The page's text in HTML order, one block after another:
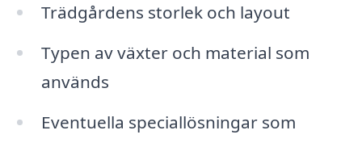
Trädgårdens storlek och layout
Typen av växter och material som
används
Eventuella speciallösningar som